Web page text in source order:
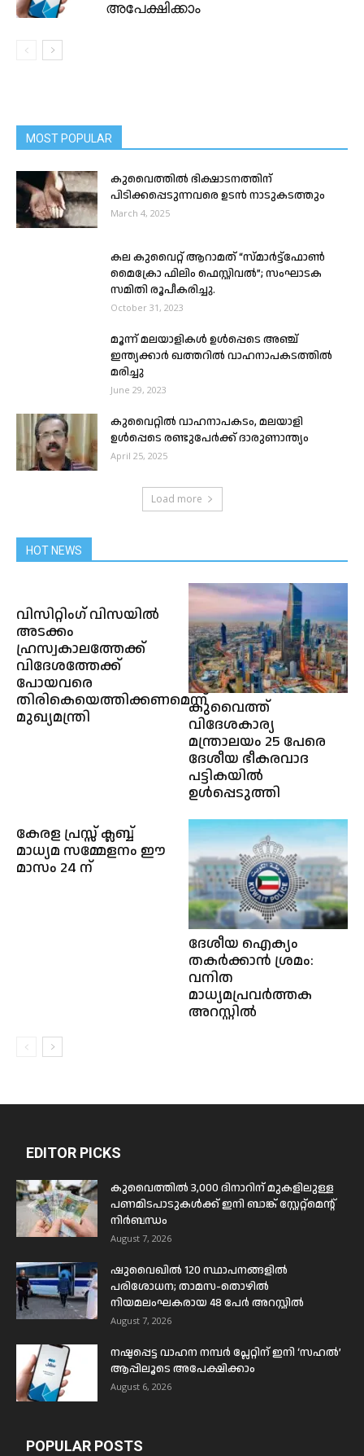
അപേക്ഷിക്കാം
MOST POPULAR
കുവൈത്തിൽ ഭിക്ഷാടനത്തിന്
പിടിക്കപ്പെടുന്നവരെ ഉടൻ നാടുകടത്തും
March 4, 2025
കല കുവൈറ്റ് ആറാമത് “സ്മാർട്ട്ഫോൺ
മൈക്രോ ഫിലിം ഫെസ്റ്റിവൽ”; സംഘാടക
സമിതി രൂപീകരിച്ചു.
October 31, 2023
മൂന്ന് മലയാളികൾ ഉൾപ്പെടെ അഞ്ച്
ഇന്ത്യക്കാർ ഖത്തറിൽ വാഹനാപകടത്തിൽ
മരിച്ചു
June 29, 2023
കുവൈറ്റിൽ വാഹനാപകടം, മലയാളി
ഉൾപ്പെടെ രണ്ടുപേർക്ക് ദാരുണാന്ത്യം
April 25, 2025
Load more
HOT NEWS
വിസിറ്റിംഗ് വിസയിൽ
അടക്കം
ഹ്രസ്വകാലത്തേക്ക്
വിദേശത്തേക്ക്
പോയവരെ
തിരികെയെത്തിക്കണമെന്ന്
മുഖ്യമന്ത്രി
കുവൈത്ത്
വിദേശകാര്യ
മന്ത്രാലയം 25 പേരെ
ദേശീയ ഭീകരവാദ
പട്ടികയിൽ
ഉൾപ്പെടുത്തി
കേരള പ്രസ്സ് ക്ലബ്ബ്
മാധ്യമ സമ്മേളനം ഈ
മാസം 24 ന്
ദേശീയ ഐക്യം
തകർക്കാൻ ശ്രമം:
വനിത
മാധ്യമപ്രവര്‍ത്തക
അറസ്റ്റിൽ
EDITOR PICKS
കുവൈത്തിൽ 3,000 ദിനാറിന് മുകളിലുള്ള
പണമിടപാടുകൾക്ക് ഇനി ബാങ്ക് സ്റ്റേറ്റ്മെന്റ്
നിർബന്ധം
August 7, 2026
ഷുവൈഖിൽ 120 സ്ഥാപനങ്ങളിൽ
പരിശോധന; താമസ-തൊഴിൽ
നിയമലംഘകരായ 48 പേർ അറസ്റ്റിൽ
August 7, 2026
നഷ്ടപ്പെട്ട വാഹന നമ്പർ പ്ലേറ്റിന് ഇനി ‘സഹൽ’
ആപ്പിലൂടെ അപേക്ഷിക്കാം
August 6, 2026
POPULAR POSTS